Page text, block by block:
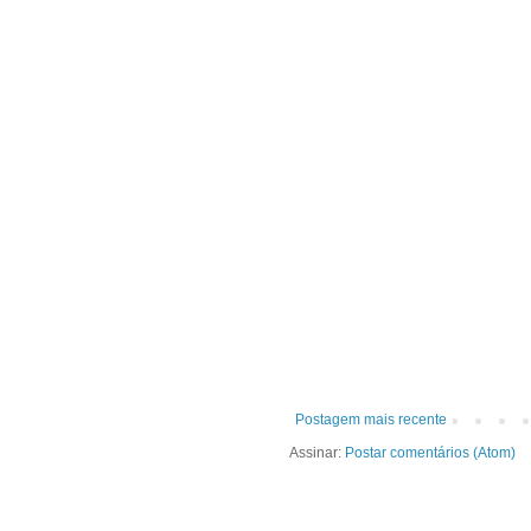
Postagem mais recente
Assinar: Postar comentários (Atom)